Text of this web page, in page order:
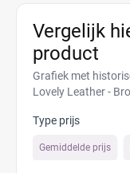
Vergelijk
product
Grafiek met
Lovely Leather -
Type prijs
Gemiddelde prijs